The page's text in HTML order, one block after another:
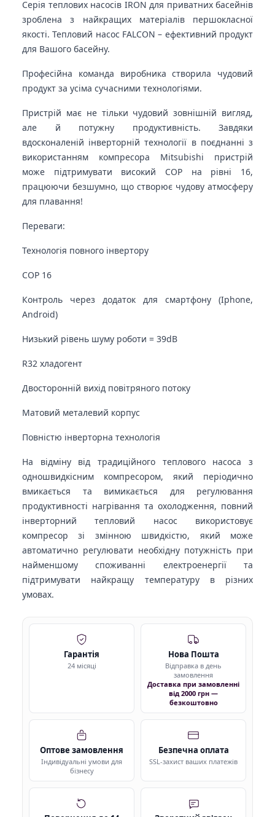
Серія теплових насосів IRON для приватних басейнів
зроблена з найкращих матеріалів першокласної
якості. Тепловий насос FALCON – ефективний продукт
для Вашого басейну.
Професійна команда виробника створила чудовий
продукт за усіма сучасними технологіями.
Пристрій має не тільки чудовий зовнішній вигляд,
але й потужну продуктивність. Завдяки
вдосконаленій інверторній технології в поєднанні з
використанням компресора Mitsubishi пристрій
може підтримувати високий COP на рівні 16,
працюючи безшумно, що створює чудову атмосферу
для плавання!
Переваги:
Технологія повного інвертору
COP 16
Контроль через додаток для смартфону (Iphone,
Android)
Низький рівень шуму роботи = 39dB
R32 хладогент
Двосторонній вихід повітряного потоку
Матовий металевий корпус
Повністю інверторна технологія
На відміну від традиційного теплового насоса з
одношвидкісним компресором, який періодично
вмикається та вимикається для регулювання
продуктивності нагрівання та охолодження, повний
інверторний тепловий насос використовує
компресор зі змінною швидкістю, який може
автоматично регулювати необхідну потужність при
найменшому споживанні електроенергії та
підтримувати найкращу температуру в різних
умовах.
Гарантія
24 місяці
Нова Пошта
Відправка в день
замовлення
Доставка при замовленні
від 2000 грн —
безкоштовно
Оптове замовлення
Індивідуальні умови для
бізнесу
Безпечна оплата
SSL-захист ваших платежів